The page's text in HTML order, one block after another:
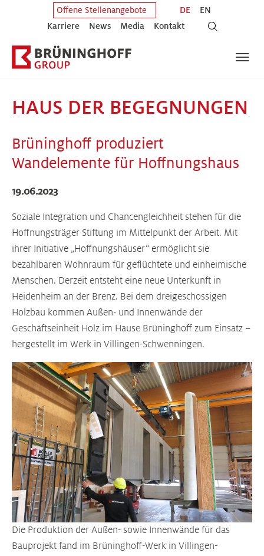
Zum Hauptinhalt springen
Zum Fuß der Seite springen
Offene Stellenangebote
Karriere
News Media Kontakt
DE EN
HAUS DER BEGEGNUNGEN
Brüninghoff produziert
Wandelemente für Hoffnungshaus
19.06.2023
Soziale Integration und Chancengleichheit stehen für die
Hoffnungsträger Stiftung im Mittelpunkt der Arbeit. Mit
ihrer Initiative „Hoffnungshäuser“ ermöglicht sie
bezahlbaren Wohnraum für geflüchtete und einheimische
Menschen. Derzeit entsteht eine neue Unterkunft in
Heidenheim an der Brenz. Bei dem dreigeschossigen
Holzbau kommen Außen- und Innenwände der
Geschäftseinheit Holz im Hause Brüninghoff zum Einsatz –
hergestellt im Werk in Villingen-Schwenningen.
Die Produktion der Außen- sowie Innenwände für das
Bauprojekt fand im Brüninghoff-Werk in Villingen-